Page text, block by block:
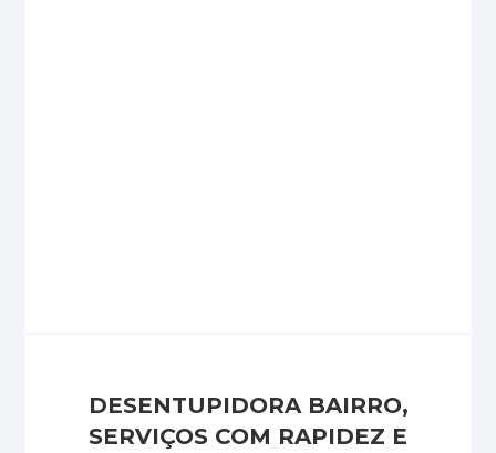
DESENTUPIDORA BAIRRO,
SERVIÇOS COM RAPIDEZ E